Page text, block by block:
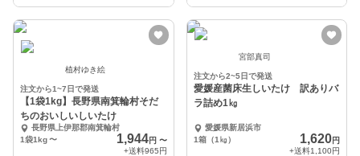
植村ゆき絵
注文から1~7日で発送
【1袋1kg】長野県南箕輪村そだ
ちのおいしいしいたけ
長野県上伊那郡南箕輪村
1袋1kg〜 1,944円 〜
+送料965円
宮部真司
注文から2~5日で発送
愛媛産菌床生しいたけ 訳ありバ
ラ詰め1㎏
愛媛県新居浜市
1箱（1㎏）
1,620円
+送料1,100円